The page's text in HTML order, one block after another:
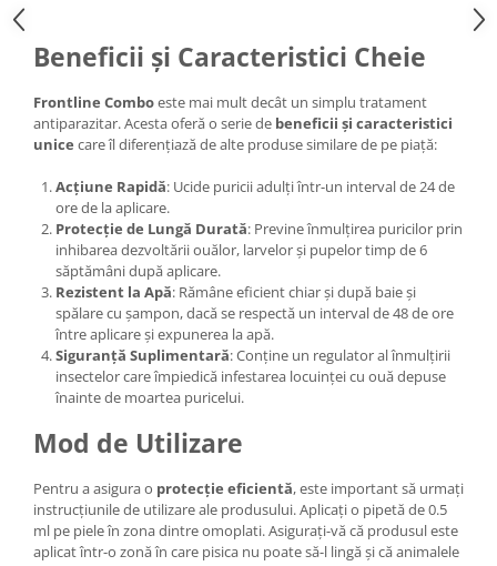
Beneficii și Caracteristici Cheie
Frontline Comboeste mai mult decât un simplu tratament
antiparazitar. Acesta oferă o serie de beneficii și caracteristici
unice care îl diferențiază de alte produse similare de pe piață:
Acțiune Rapidă: Ucide puricii adulți într-un interval de 24 de
ore de la aplicare.
Protecție de Lungă Durată: Previne înmulțirea puricilor prin
inhibarea dezvoltării ouălor, larvelor și pupelor timp de 6
săptămâni după aplicare.
Rezistent la Apă: Rămâne eficient chiar și după baie și
spălare cu șampon, dacă se respectă un interval de 48 de ore
între aplicare și expunerea la apă.
Siguranță Suplimentară: Conține un regulator al înmulțirii
insectelor care împiedică infestarea locuinței cu ouă depuse
înainte de moartea puricelui.
Mod de Utilizare
Pentru a asigura o protecție eficientă, este important să urmați
instrucțiunile de utilizare ale produsului. Aplicați o pipetă de 0.5
ml pe piele în zona dintre omoplati. Asigurați-vă că produsul este
aplicat într-o zonă în care pisica nu poate să-l lingă și că animalele